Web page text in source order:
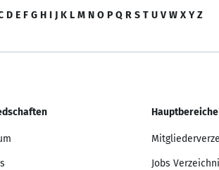
D E F G H I J K L M N O P Q R S T U V W X Y Z
Hauptbereiche
Jobs